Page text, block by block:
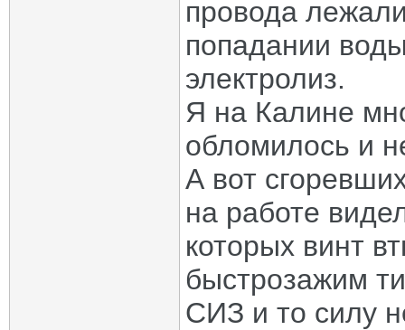
провода
попадании
электролиз.
Я на Калине
обломилось и
А вот
на работе
которых винт
быстрозажим
СИЗ и то силу